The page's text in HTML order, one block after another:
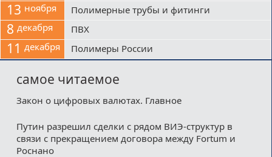
13 ноября Полимерные трубы и фитинги
8 декабря ПВХ
11 декабря Полимеры России
самое читаемое
Закон о цифровых валютах. Главное
Путин разрешил сделки с рядом ВИЭ-структур в
связи с прекращением договора между Fortum и
Роснано